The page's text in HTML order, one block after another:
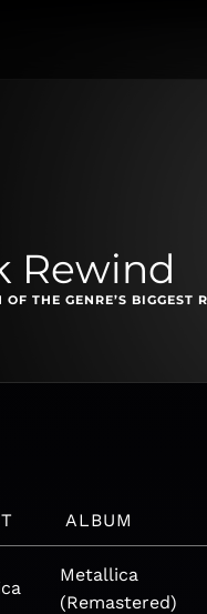
Rewind
THE GENRE’S BIGGEST
ALBUM
Metallica
(Remastered)